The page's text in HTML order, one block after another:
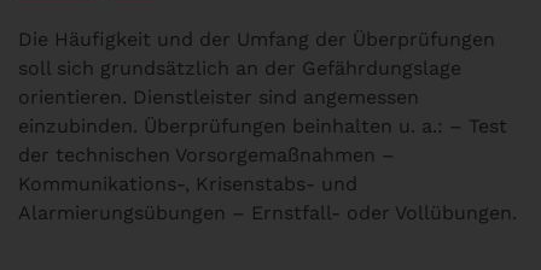
Die Häufigkeit und der Umfang der Überprüfungen
soll sich grundsätzlich an der Gefährdungslage
orientieren. Dienstleister sind angemessen
einzubinden. Überprüfungen beinhalten u. a.: – Test
der technischen Vorsorgemaßnahmen –
Kommunikations-, Krisenstabs- und
Alarmierungsübungen – Ernstfall- oder Vollübungen.